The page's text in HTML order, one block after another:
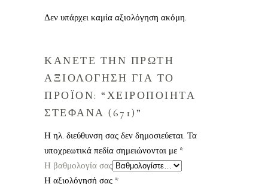
Δεν υπάρχει καμία αξιολόγηση ακόμη.
ΚΑΝΕΤΕ ΤΗΝ ΠΡΩΤΗ
ΑΞΙΟΛΟΓΗΣΗ ΓΙΑ ΤΟ
ΠΡΟΪΟΝ: “ΧΕΙΡΟΠΟΙΗΤΑ
ΣΤΕΦΑΝΑ (671)”
Η ηλ. διεύθυνση σας δεν δημοσιεύεται. Τα
υποχρεωτικά πεδία σημειώνονται με *
Η βαθμολογία σας
Η αξιολόγησή σας *